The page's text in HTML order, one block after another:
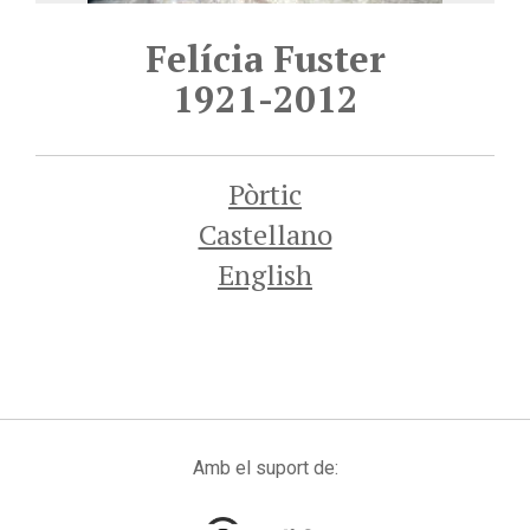
Felícia Fuster
1921-2012
Pòrtic
Castellano
English
Amb el suport de: